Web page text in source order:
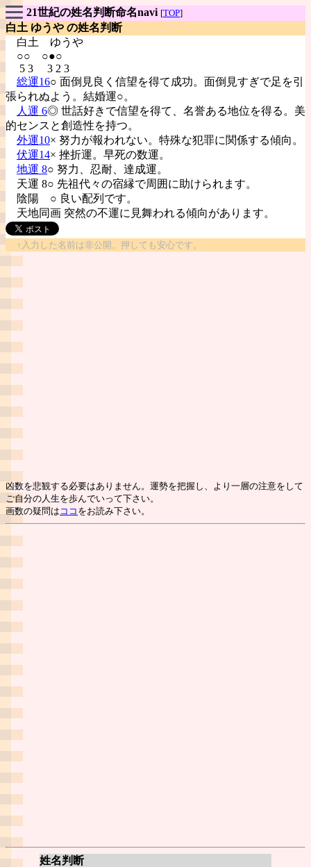
21世紀の姓名判断命名navi [TOP]
白土 ゆうや の姓名判断
白土 ゆうや
○○ ○●○
5 3 3 2 3
総運16○ 面倒見良く信望を得て成功。面倒見すぎで足を引
張られぬよう。結婚運○。
人運 6◎ 世話好きで信望を得て、名誉ある地位を得る。美
的センスと創造性を持つ。
外運10× 努力が報われない。特殊な犯罪に関係する傾向。
伏運14× 挫折運。早死の数運。
地運 8○ 努力、忍耐、達成運。
天運 8○ 先祖代々の宿縁で周囲に助けられます。
陰陽 ○ 良い配列です。
天地同画 突然の不運に見舞われる傾向があります。
↑入力した名前は非公開。押しても安心です。
凶数を悲観する必要はありません。運勢を把握し、より一層の注意をして
ご自分の人生を歩んでいって下さい。
画数の疑問は ココ をお読み下さい。
姓名判断